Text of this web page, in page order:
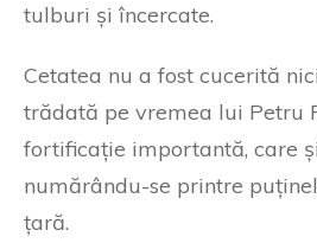
tulburi și încercate.
Cetatea nu a fost cucerită
trădată pe vremea lui Petru
fortificație importantă, care
numărându-se printre
țară.